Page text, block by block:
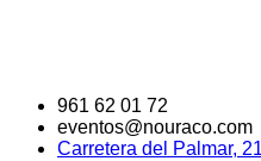
961 62 01 72
eventos@nouraco.com
Carretera del Palmar,